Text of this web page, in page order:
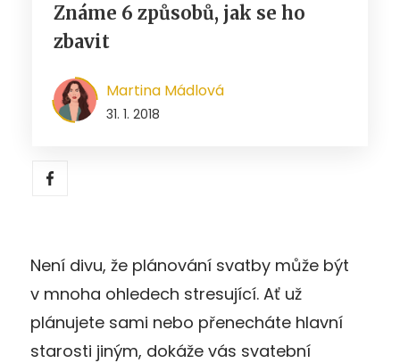
Známe 6 způsobů, jak se ho
zbavit
Martina Mádlová
31. 1. 2018
Není divu, že plánování svatby může být
v mnoha ohledech stresující. Ať už
plánujete sami nebo přenecháte hlavní
starosti jiným, dokáže vás svatební